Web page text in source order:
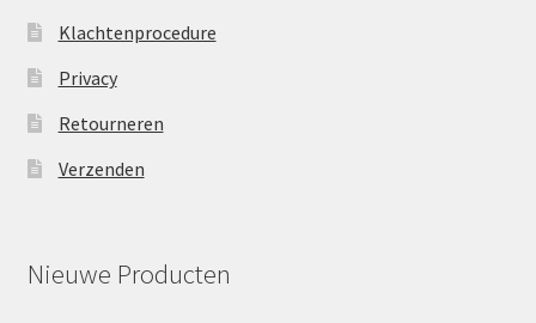
Klachtenprocedure
Privacy
Retourneren
Verzenden
Nieuwe Producten